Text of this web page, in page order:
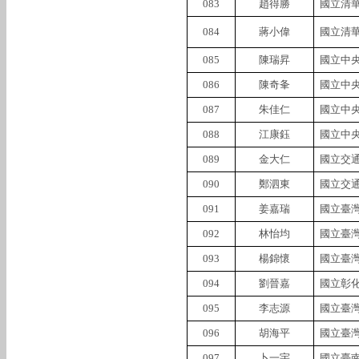
083 趙得勝 國立清
084 蔣小偉 國立清
085 陳瑞昇 國立中
086 陳奇夆 國立中
087 朱佳仁 國立中
088 江康鈺 國立中
089 金大仁 國立交
090 鄭泗東 國立交
091 姜嘉瑞 國立臺
092 林怡均 國立臺
093 楊錦懷 國立臺
094 劉晉嘉 國立彰
095 李志源 國立臺
096 胡海平 國立臺